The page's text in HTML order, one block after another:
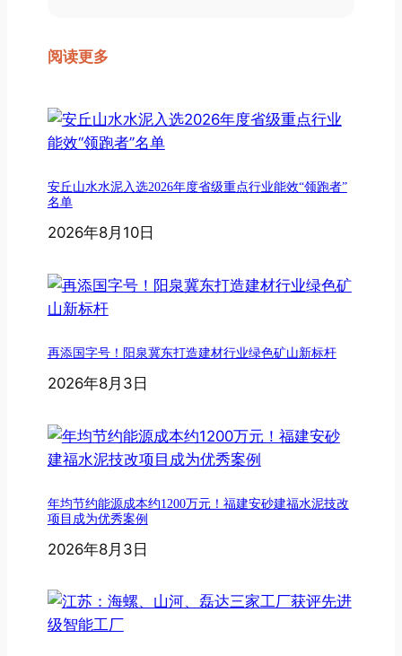
阅读更多
安丘山水水泥入选2026年度省级重点行业能效“领跑者”
名单
2026年8月10日
再添国字号！阳泉冀东打造建材行业绿色矿山新标杆
2026年8月3日
年均节约能源成本约1200万元！福建安砂建福水泥技改
项目成为优秀案例
2026年8月3日